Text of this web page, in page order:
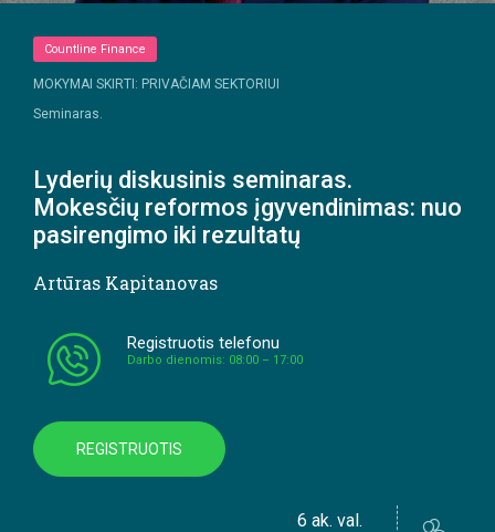
Countline Finance
MOKYMAI SKIRTI: PRIVAČIAM SEKTORIUI
Seminaras.
Lyderių diskusinis seminaras.
Mokesčių reformos įgyvendinimas: nuo
pasirengimo iki rezultatų
Artūras Kapitanovas
Registruotis telefonu
Darbo dienomis: 08:00 – 17:00
REGISTRUOTIS
6 ak. val.